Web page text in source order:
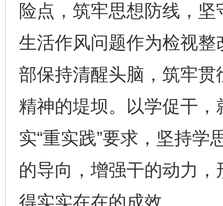
险点，筑牢思想防线，
生活作风问题作为检视
部保持清醒头脑，筑牢
精神的堤坝。以学促干
实“重实践”要求，坚持
的导向，增强干的动力
得实实在在的成效。